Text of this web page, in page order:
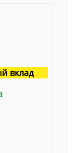
вклад